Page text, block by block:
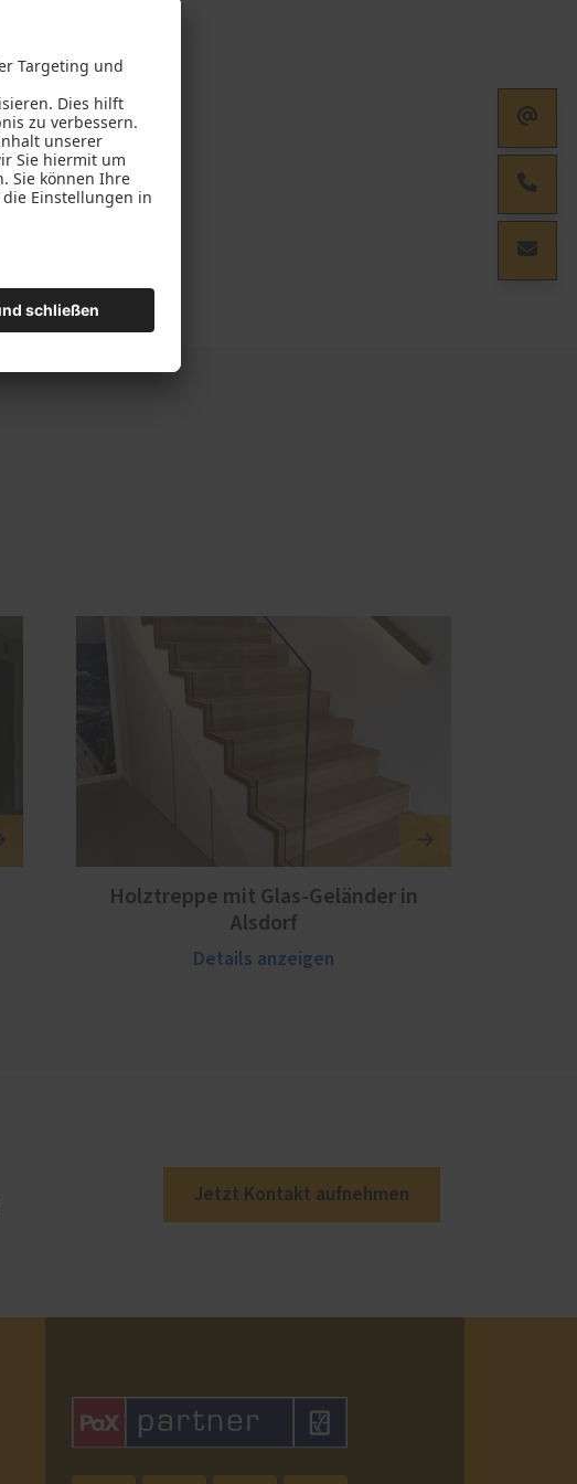
Holztreppe mit Glas-Geländer in
Alsdorf
Details anzeigen
Jetzt Kontakt aufnehmen